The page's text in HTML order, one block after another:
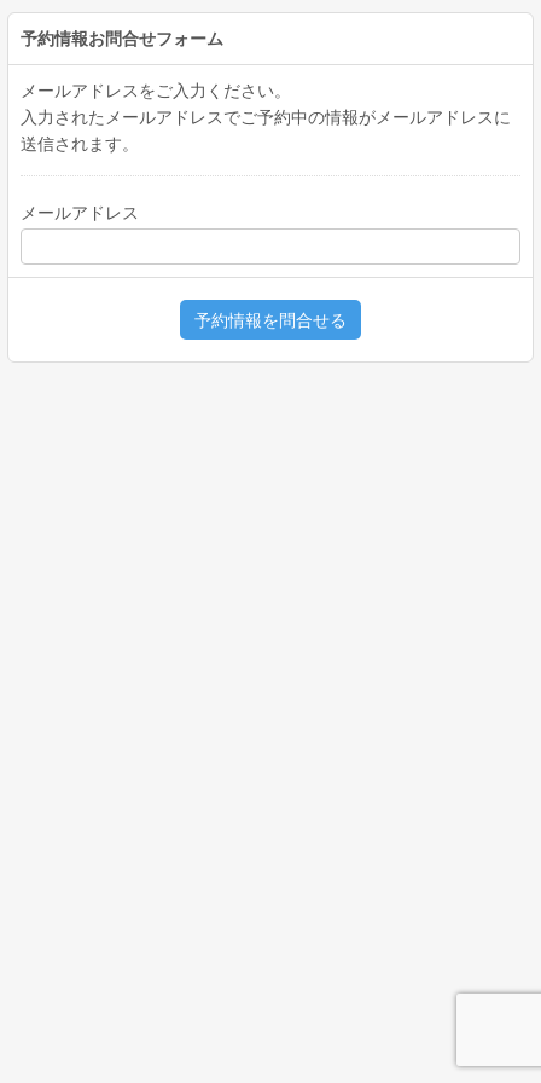
予約情報お問合せフォーム
メールアドレスをご入力ください。
入力されたメールアドレスでご予約中の情報がメールアドレスに
送信されます。
メールアドレス
予約情報を問合せる